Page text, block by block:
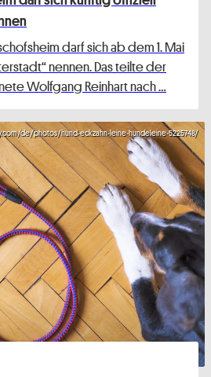
darf sich ab dem 1. Mai
nennen. Das teilte der
Wolfgang Reinhart nach …
de/photos/hund-eckzahn-leine-hundeleine-5225748/